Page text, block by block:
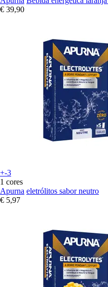
€ 39,90
+-3
1 cores
Apurna eletrólitos sabor neutro
€ 5,97